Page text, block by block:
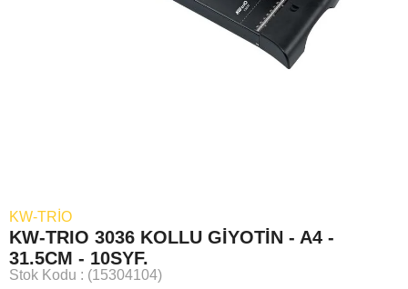
KW-TRIO
KW-TRIO 3036 KOLLU GİYOTİN - A4 -
31.5CM - 10SYF.
Stok Kodu (15304104)